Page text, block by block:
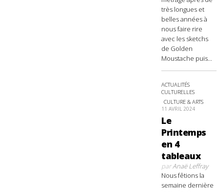
très longues et
belles années à
nous faire rire
avec les sketchs
de Golden
Moustache puis...
ACTUALITÉS
CULTURELLES
CULTURE & ARTS
11 AVRIL 2024
Le
Printemps
en 4
tableaux
parAnaë Leffray
Nous fêtions la
semaine dernière